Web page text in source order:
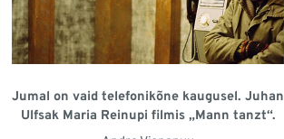
Jumal on vaid telefonikõne kaugusel. Juhan
Ulfsak Maria Reinupi filmis „Mann tanzt“.